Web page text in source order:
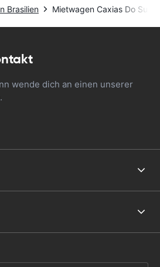
Brasilien Mietwagen Caxias Do Sul -
wende dich an einen unserer